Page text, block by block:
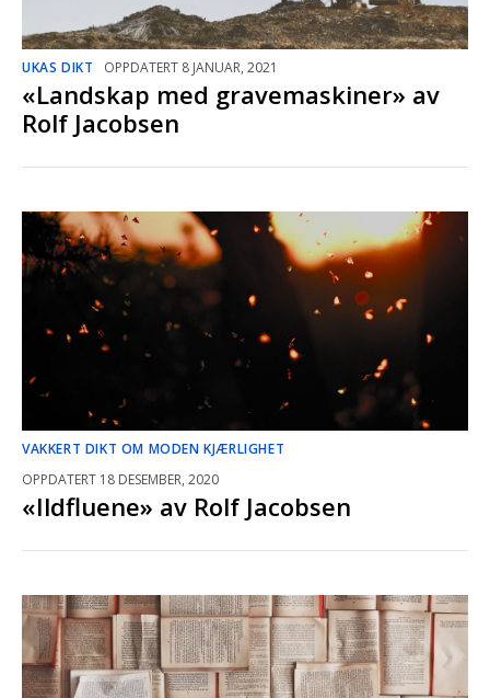
UKAS DIKT OPPDATERT 8 JANUAR, 2021
«Landskap med gravemaskiner» av
Rolf Jacobsen
VAKKERT DIKT OM MODEN KJÆRLIGHET
OPPDATERT 18 DESEMBER, 2020
«Ildfluene» av Rolf Jacobsen